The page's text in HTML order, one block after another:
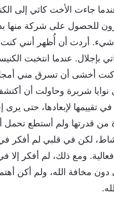
جاءت الأخت كاثي إلى
للحصول على شركة منها
أردت أن أُظهر أنني كنت
عندما انتخبت
كنت أخشى أن تسرق مني
نوايا شريرة وحاولت أن
تقييمها لإبعادها، حتى
من قدرتها ولم أستطع
لكن في قلبي لم أفكر
ومع ذلك، لم أفكر
دون مخافة الله، ولم أكن